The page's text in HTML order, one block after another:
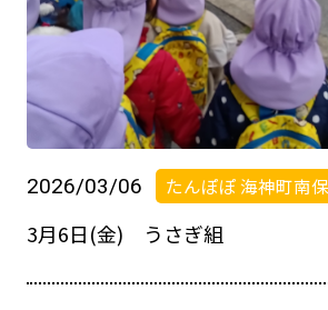
2026/03/06 たんぽぽ 海神町南
3月6日(金) うさぎ組